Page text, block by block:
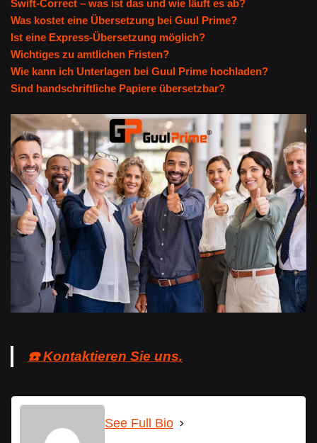
Swift-Correct – was ist das und wie läuft es ab?
Was kostet eine Übersetzung bei Guul Prime?
Ist eine Express-Übersetzung möglich?
Wichtiges zu amtlichen Fristen?
Wie kann ich Unterlagen bei Guul Prime hochladen?
Sind handschriftliche Papiere übersetzbar?
☎️ Kontaktieren Sie uns.
See Full Bio